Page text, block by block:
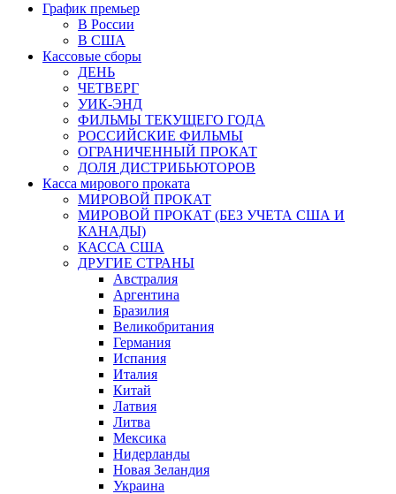
График премьер
В России
В США
Кассовые сборы
ДЕНЬ
ЧЕТВЕРГ
УИК-ЭНД
ФИЛЬМЫ ТЕКУЩЕГО ГОДА
РОССИЙСКИЕ ФИЛЬМЫ
ОГРАНИЧЕННЫЙ ПРОКАТ
ДОЛЯ ДИСТРИБЬЮТОРОВ
Касса мирового проката
МИРОВОЙ ПРОКАТ
МИРОВОЙ ПРОКАТ (БЕЗ УЧЕТА США И
КАНАДЫ)
КАССА США
ДРУГИЕ СТРАНЫ
Австралия
Аргентина
Бразилия
Великобритания
Германия
Испания
Италия
Китай
Латвия
Литва
Мексика
Нидерланды
Новая Зеландия
Украина